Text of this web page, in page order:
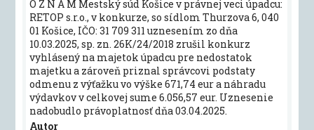
O Z N A M Mestský súd Košice v právnej veci úpadcu:
RETOP s.r.o., v konkurze, so sídlom Thurzova 6, 040
01 Košice, IČO: 31 709 311 uznesením zo dňa
10.03.2025, sp. zn. 26K/24/2018 zrušil konkurz
vyhlásený na majetok úpadcu pre nedostatok
majetku a zároveň priznal správcovi podstaty
odmenu z výťažku vo výške 671,74 eur a náhradu
výdavkov v celkovej sume 6.056,57 eur. Uznesenie
nadobudlo právoplatnosť dňa 03.04.2025.
Autor